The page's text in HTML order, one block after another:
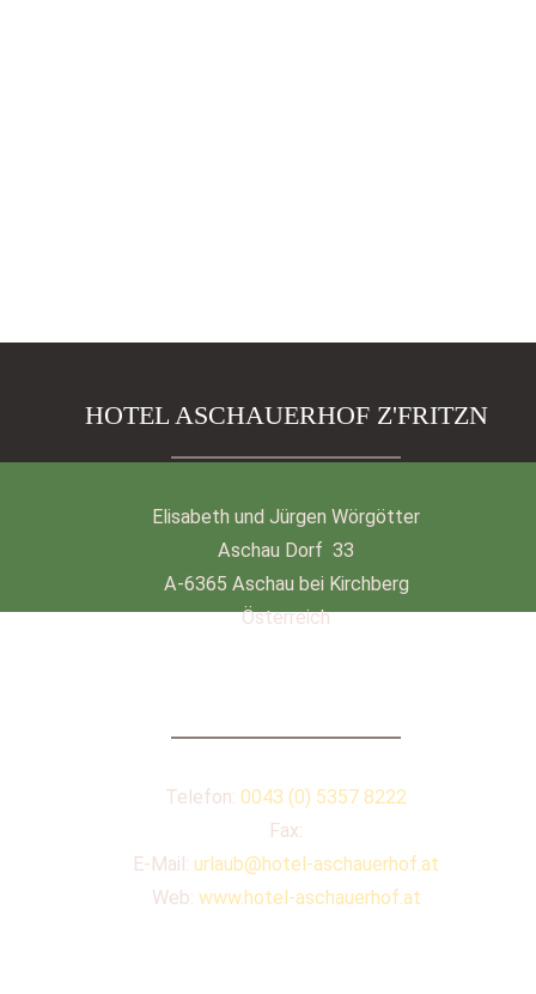
HOTEL ASCHAUERHOF Z'FRITZN
Elisabeth und Jürgen Wörgötter
Aschau Dorf 33
A-6365 Aschau bei Kirchberg
Österreich
Telefon: 0043 (0) 5357 8222
Fax:
E-Mail: urlaub@hotel-aschauerhof.at
Web: www.hotel-aschauerhof.at